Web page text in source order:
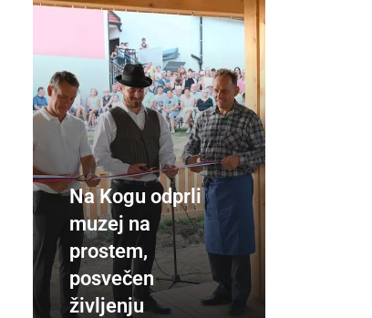
Na Kogu odprli
muzej na
prostem,
posvečen
življenju